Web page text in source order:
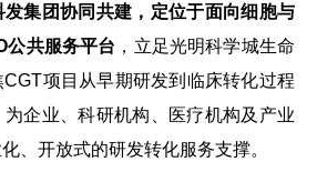
集团协同共建，定位于面向细胞与
公共服务平台 ，立足光明科学城生命
项目从早期研发到临床转化过程
企业、科研机构、医疗机构及产业
、开放式的研发转化服务支撑。